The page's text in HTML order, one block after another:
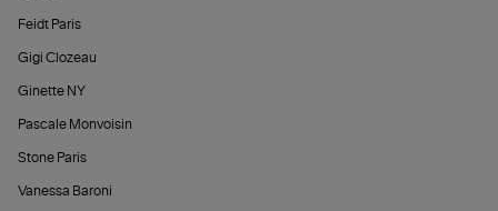
Feidt Paris
Gigi Clozeau
Ginette NY
Pascale Monvoisin
Stone Paris
Vanessa Baroni